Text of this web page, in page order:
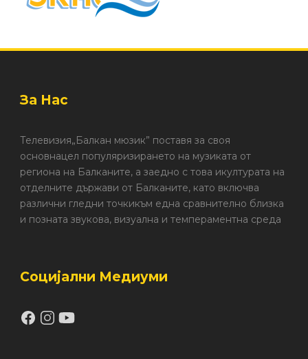
За Нас
Телевизия„Балкан мюзик” поставя за своя
основнацел популяризирането на музиката от
региона на Балканите, а заедно с това икултурата на
отделните държави от Балканите, като включва
различни гледни точкикъм една сравнително близка
и позната звукова, визуална и темпераментна среда
Социјални Медиуми